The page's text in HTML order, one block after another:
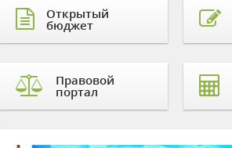
Открытый
бюджет
Правовой
портал